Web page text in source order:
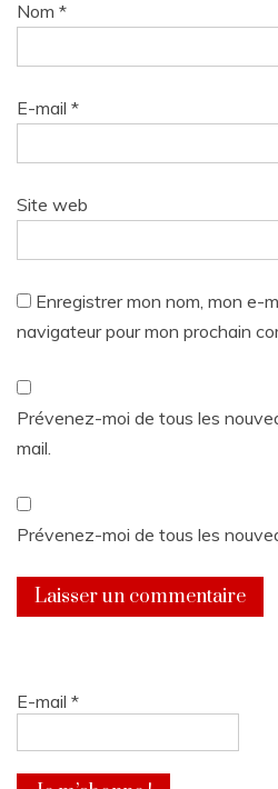
Nom *
E-mail *
Site web
Enregistrer mon nom, mon e-
navigateur pour mon prochain
Prévenez-moi de tous les
mail.
Prévenez-moi de tous les
E-mail *